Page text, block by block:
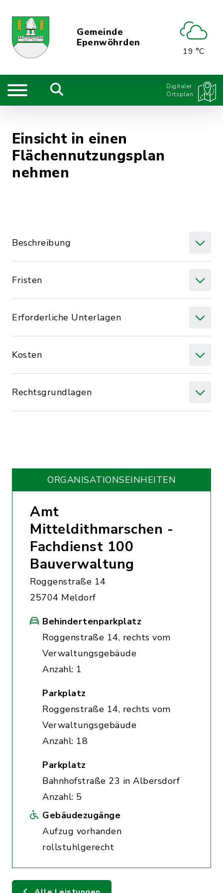
Gemeinde
Epenwöhrden
19 °C
Digitaler
Ortsplan
Einsicht in einen
Flächennutzungsplan
nehmen
Beschreibung
Fristen
Erforderliche Unterlagen
Kosten
Rechtsgrundlagen
ORGANISATIONS­EINHEITEN
Amt
Mitteldithmarschen -
Fachdienst 100
Bauverwaltung
Roggenstraße 14
25704 Meldorf
Behindertenparkplatz
Roggenstraße 14, rechts vom
Verwaltungsgebäude
Anzahl: 1
Parkplatz
Roggenstraße 14, rechts vom
Verwaltungsgebäude
Anzahl: 18
Parkplatz
Bahnhofstraße 23 in Albersdorf
Anzahl: 5
Gebäudezugänge
Aufzug vorhanden
rollstuhlgerecht